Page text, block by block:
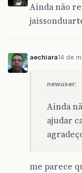
Ainda não
aechiara14 de
newuser:
Ainda
ajudar
me parece